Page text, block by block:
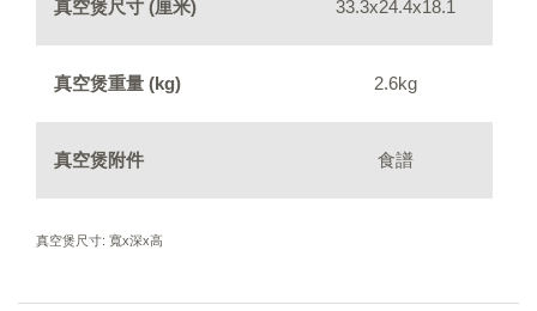
真空煲尺寸 (厘米) 33.3x24.4x18.1
真空煲重量 (kg) 2.6kg
真空煲附件 食譜
真空煲尺寸: 寬x深x高